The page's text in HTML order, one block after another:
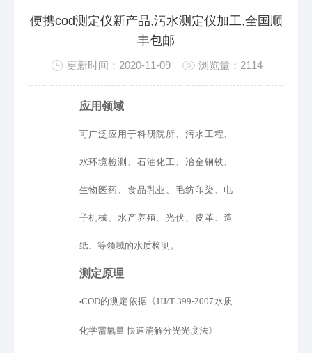
便携cod测定仪新产品,污水测定仪加工,全国顺
丰包邮
更新时间：2020-11-09 浏览量：2114
应用领域
可广泛应用于科研院所、污水工程、
水环境检测、石油化工、冶金钢铁、
生物医药、食品乳业、毛纺印染、电
子机械、水产养殖、光伏、皮革、造
纸、等领域的水质检测。
测定原理
•COD的测定依据 《HJ/T 399-2007水质
化学需氧量 快速消解分光光度法》